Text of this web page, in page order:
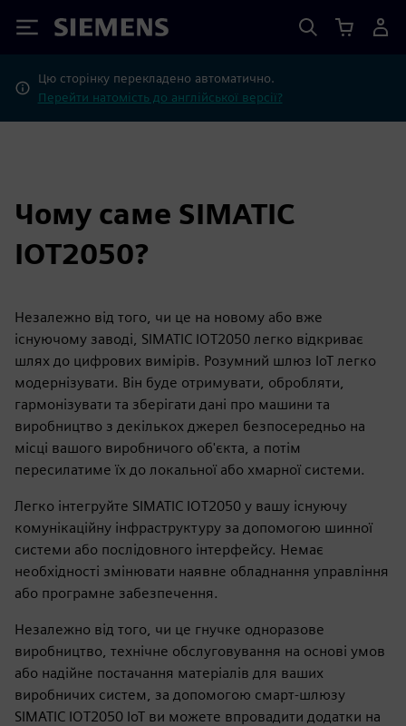
Siemens
Цю сторінку перекладено автоматично.
Перейти натомість до англійської версії?
Чому саме SIMATIC
IOT2050?
Незалежно від того, чи це на новому або вже
існуючому заводі, SIMATIC IOT2050 легко відкриває
шлях до цифрових вимірів. Розумний шлюз IoT легко
модернізувати. Він буде отримувати, обробляти,
гармонізувати та зберігати дані про машини та
виробництво з декількох джерел безпосередньо на
місці вашого виробничого об'єкта, а потім
пересилатиме їх до локальної або хмарної системи.
Легко інтегруйте SIMATIC IOT2050 у вашу існуючу
комунікаційну інфраструктуру за допомогою шинної
системи або послідовного інтерфейсу. Немає
необхідності змінювати наявне обладнання управління
або програмне забезпечення.
Незалежно від того, чи це гнучке одноразове
виробництво, технічне обслуговування на основі умов
або надійне постачання матеріалів для ваших
виробничих систем, за допомогою смарт-шлюзу
SIMATIC IOT2050 IoT ви можете впровадити додатки на